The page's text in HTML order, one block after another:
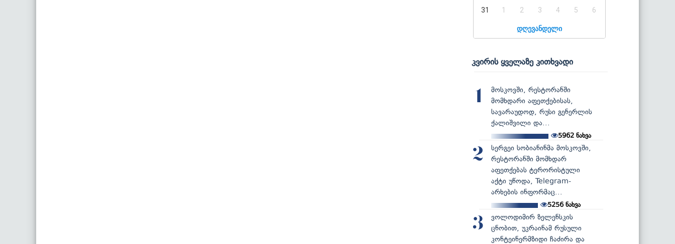
31
1 2 3 4 5 6
დღევანდელი
კვირის ყველაზე კითხვადი
1
მოსკოვში, რესტორანში
მომხდარი აფეთქებისას,
სავარაუდოდ, რუსი გენერლის
ქალიშვილი და...
5962 ნახვა
2
სერგეი სობიანინმა მოსკოვში,
რესტორანში მომხდარ
აფეთქებას ტერორისტული
აქტი უწოდა, Telegram-
არხების ინფორმაც...
5256ნახვა
3
ვოლოდიმირ ზელენსკის
ცნობით, უკრაინამ რუსული
კონტეინერმზიდი ჩაძირა და